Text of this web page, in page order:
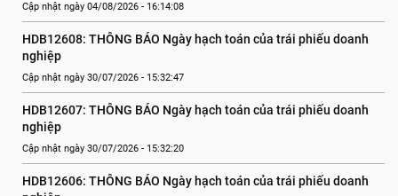
Cập nhật ngày 04/08/2026 - 16:14:08
HDB12608: THÔNG BÁO Ngày hạch toán của trái phiếu doanh
nghiệp
Cập nhật ngày 30/07/2026 - 15:32:47
HDB12607: THÔNG BÁO Ngày hạch toán của trái phiếu doanh
nghiệp
Cập nhật ngày 30/07/2026 - 15:32:20
HDB12606: THÔNG BÁO Ngày hạch toán của trái phiếu doanh